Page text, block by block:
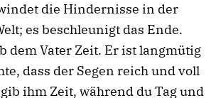
die Hindernisse in der
es beschleunigt das Ende.
dem Vater Zeit. Er ist langmütig
dass der Segen reich und voll
ihm Zeit, während du Tag und